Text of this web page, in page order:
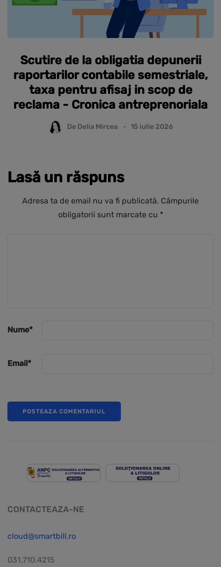
Scutire de la obligatia depunerii
raportarilor contabile semestriale,
taxa pentru afisaj in scop de
reclama - Cronica antreprenoriala
De Delia Mircea 15 iulie 2026
Lasă un răspuns
Adresa ta de email nu va fi publicată. Câmpurile
obligatorii sunt marcate cu *
Nume*
Email *
CONTACTEAZA-NE
cloud@smartbill.ro
031.710.4215